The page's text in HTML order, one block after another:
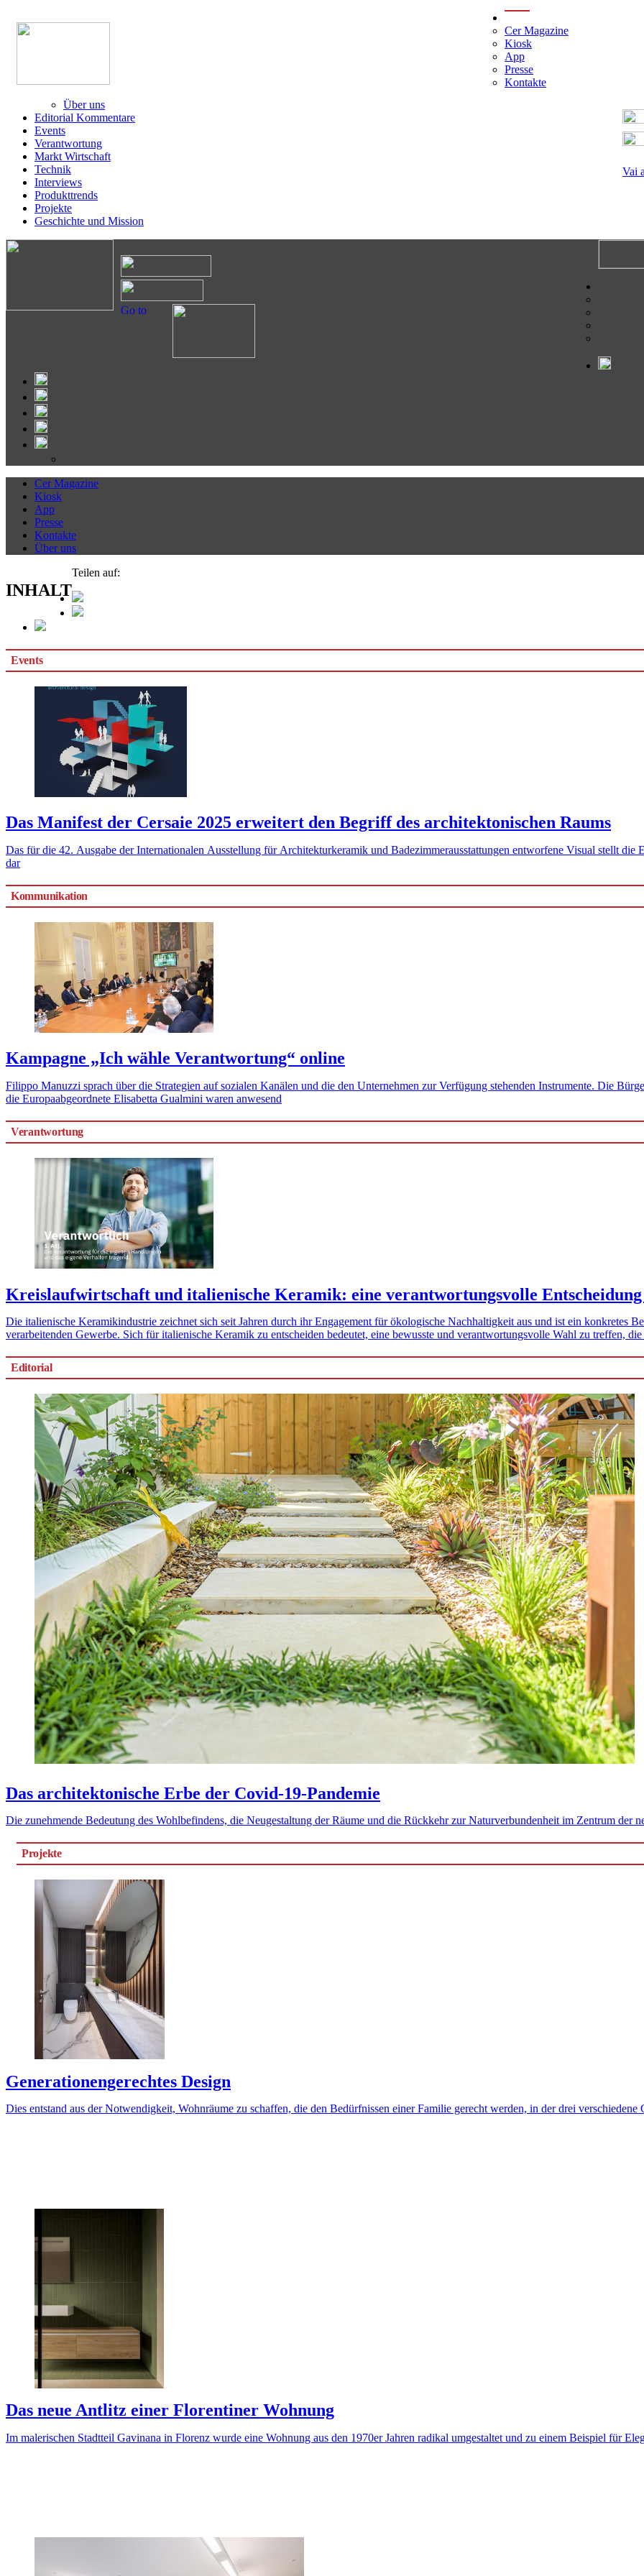
Vai a
Cer Magazine
Kiosk
App
Presse
Kontakte
Über uns
Editorial Kommentare
Events
Verantwortung
Markt Wirtschaft
Technik
Interviews
Produkttrends
Projekte
Geschichte und Mission
Go to
Cer Magazine
Kiosk
App
Presse
Kontakte
Über uns
INHALT
Teilen auf:
Events
Das Manifest der Cersaie 2025 erweitert den Begriff des architektonischen Raums
Das für die 42. Ausgabe der Internationalen Ausstellung für Architekturkeramik und Badezimmerausstattungen entworfene Visual stellt die Entwicklung der Beziehung zwischen Architektur und Alltagsleben
dar
Kommunikation
Kampagne „Ich wähle Verantwortung“ online
Filippo Manuzzi sprach über die Strategien auf sozialen Kanälen und die den Unternehmen zur Verfügung stehenden Instrumente. Die
die Europaabgeordnete Elisabetta Gualmini waren anwesend
Verantwortung
Kreislaufwirtschaft und italienische Keramik: eine verantwortungsvolle
Die italienische Keramikindustrie zeichnet sich seit Jahren durch ihr Engagement für ökologische Nachhaltigkeit aus und ist ein konkretes
verarbeitenden Gewerbe. Sich für italienische Keramik zu entscheiden bedeutet, eine bewusste und verantwortungsvolle Wahl zu treffen,
Editorial
Das architektonische Erbe der Covid-19-Pandemie
Die zunehmende Bedeutung des Wohlbefindens, die Neugestaltung der Räume und die Rückkehr zur Naturverbundenheit im Zentrum der
Projekte
Generationengerechtes Design
Dies entstand aus der Notwendigkeit, Wohnräume zu schaffen, die den Bedürfnissen einer Familie gerecht werden, in der drei verschiedene
Das neue Antlitz einer Florentiner Wohnung
Im malerischen Stadtteil Gavinana in Florenz wurde eine Wohnung aus den 1970er Jahren radikal umgestaltet und zu einem Beispiel für